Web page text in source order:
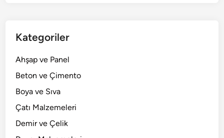
Kategoriler
Ahşap ve Panel
Beton ve Çimento
Boya ve Sıva
Çatı Malzemeleri
Demir ve Çelik